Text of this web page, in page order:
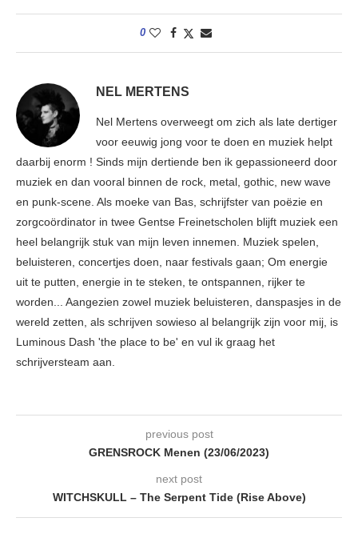
0
NEL MERTENS
Nel Mertens overweegt om zich als late dertiger
voor eeuwig jong voor te doen en muziek helpt
daarbij enorm ! Sinds mijn dertiende ben ik gepassioneerd door
muziek en dan vooral binnen de rock, metal, gothic, new wave
en punk-scene. Als moeke van Bas, schrijfster van poëzie en
zorgcoördinator in twee Gentse Freinetscholen blijft muziek een
heel belangrijk stuk van mijn leven innemen. Muziek spelen,
beluisteren, concertjes doen, naar festivals gaan; Om energie
uit te putten, energie in te steken, te ontspannen, rijker te
worden... Aangezien zowel muziek beluisteren, danspasjes in de
wereld zetten, als schrijven sowieso al belangrijk zijn voor mij, is
Luminous Dash 'the place to be' en vul ik graag het
schrijversteam aan.
previous post
GRENSROCK Menen (23/06/2023)
next post
WITCHSKULL – The Serpent Tide (Rise Above)